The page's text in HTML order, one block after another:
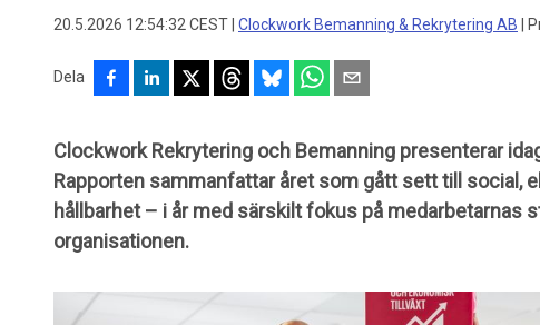
20.5.2026 12:54:32 CEST Clockwork Bemanning & Rekrytering AB
Dela
Clockwork Rekrytering och Bemanning presenterar
Rapporten sammanfattar året som gått sett till social,
hållbarhet – i år med särskilt fokus på medarbetarnas
organisationen.